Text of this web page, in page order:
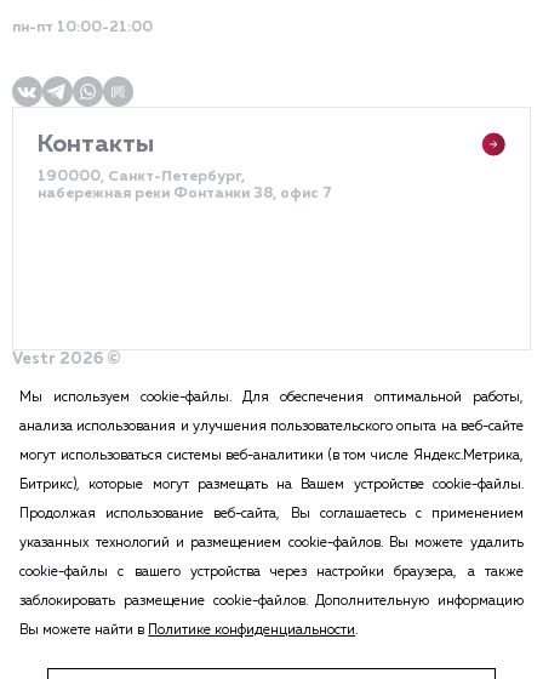
пн-пт 10:00-21:00
Контакты
190000, Санкт-Петербург,
набережная реки Фонтанки 38, офис 7
Vestr 2026 ©
Разработка сайта – DDQ
2015-2026 Vestr – КОММЕРЧЕСКАЯ НЕДВИЖИМОСТЬ В САНКТ
ПЕТЕРБУРГЕ И ЛЕНИНГРАДСКОЙ ОБЛАСТИ
ПОЛИТИКА КОНФИДЕНЦИАЛЬНОСТИ
Вся информация, размещенная на данном сайте, ни при каких
обстоятельствах не может признаваться публичной офертой в соответствии
с п.2 ст.437 Гражданского кодекса РФ. Копирование и воспроизведение
материалов этого сайта возможна только с согласия администрации сайта.
Мы используем cookie-файлы. Для обеспечения оптимальной работы,
анализа использования и улучшения пользовательского опыта на веб-сайте
могут использоваться системы веб-аналитики (в том числе Яндекс.Метрика,
Битрикс), которые могут размещать на Вашем устройстве cookie-файлы.
Продолжая использование веб-сайта, Вы соглашаетесь с применением
указанных технологий и размещением cookie-файлов. Вы можете удалить
cookie-файлы с вашего устройства через настройки браузера, а также
заблокировать размещение cookie-файлов. Дополнительную информацию
Вы можете найти в Политике конфиденциальности